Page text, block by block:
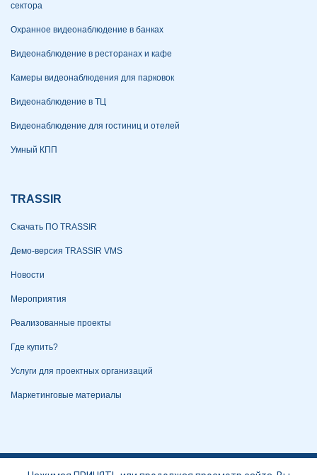
сектора
Охранное видеонаблюдение в банках
Видеонаблюдение в ресторанах и кафе
Камеры видеонаблюдения для парковок
Видеонаблюдение в ТЦ
Видеонаблюдение для гостиниц и отелей
Умный КПП
TRASSIR
Скачать ПО TRASSIR
Демо-версия TRASSIR VMS
Новости
Мероприятия
Реализованные проекты
Где купить?
Услуги для проектных организаций
Маркетинговые материалы